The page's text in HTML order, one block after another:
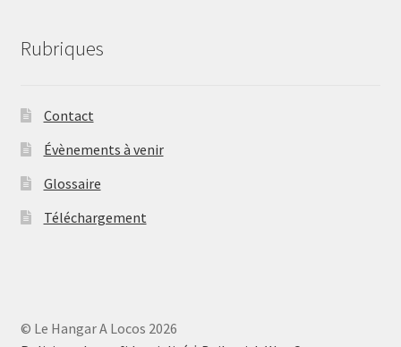
Rubriques
Contact
Évènements à venir
Glossaire
Téléchargement
© Le Hangar A Locos 2026